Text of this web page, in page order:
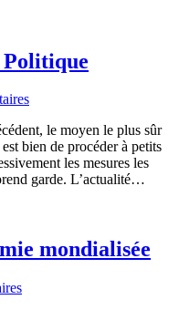
Politique
le moyen le plus sûr
bien de procéder à petits
les mesures les
garde. L’actualité…
mondialisée